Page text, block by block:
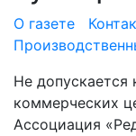
О газете
Не допускается
коммерческих
Ассоциация